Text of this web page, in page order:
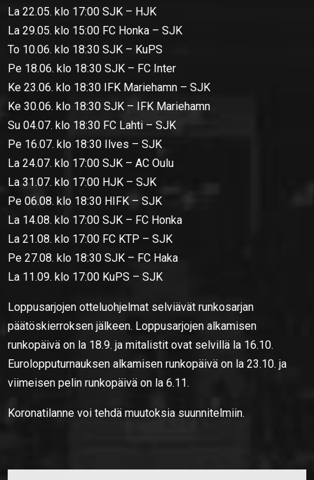
La 22.05. klo 17:00 SJK – HJK
La 29.05. klo 15:00 FC Honka – SJK
To 10.06. klo 18:30 SJK – KuPS
Pe 18.06. klo 18:30 SJK – FC Inter
Ke 23.06. klo 18:30 IFK Mariehamn – SJK
Ke 30.06. klo 18:30 SJK – IFK Mariehamn
Su 04.07. klo 18:30 FC Lahti – SJK
Pe 16.07. klo 18:30 Ilves – SJK
La 24.07. klo 17:00 SJK – AC Oulu
La 31.07. klo 17:00 HJK – SJK
Pe 06.08. klo 18:30 HIFK – SJK
La 14.08. klo 17:00 SJK – FC Honka
La 21.08. klo 17:00 FC KTP – SJK
Pe 27.08. klo 18:30 SJK – FC Haka
La 11.09. klo 17:00 KuPS – SJK
Loppusarjojen otteluohjelmat selviävät runkosarjan
päätöskierroksen jälkeen. Loppusarjojen alkamisen
runkopäivä on la 18.9. ja mitalistit ovat selvillä la 16.10.
Eurolopputurnauksen alkamisen runkopäivä on la 23.10. ja
viimeisen pelin runkopäivä on la 6.11.
Koronatilanne voi tehdä muutoksia suunnitelmiin.